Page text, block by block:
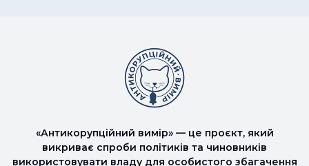
«Антикорупційний вимір» — це проєкт, який
викриває спроби політиків та чиновників
використовувати владу для особистого збагачення